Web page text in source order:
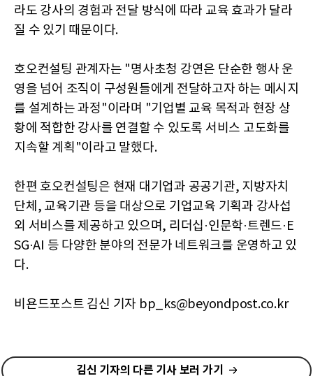
라도 강사의 경험과 전달 방식에 따라 교육 효과가 달라
질 수 있기 때문이다.
호오컨설팅 관계자는 "명사초청 강연은 단순한 행사 운
영을 넘어 조직이 구성원들에게 전달하고자 하는 메시지
를 설계하는 과정"이라며 "기업별 교육 목적과 현장 상
황에 적합한 강사를 연결할 수 있도록 서비스 고도화를
지속할 계획"이라고 말했다.
한편 호오컨설팅은 현재 대기업과 공공기관, 지방자치
단체, 교육기관 등을 대상으로 기업교육 기획과 강사섭
외 서비스를 제공하고 있으며, 리더십·인문학·트렌드·E
SG·AI 등 다양한 분야의 전문가 네트워크를 운영하고 있
다.
비욘드포스트 김신 기자 bp_ks@beyondpost.co.kr
김신 기자의 다른 기사 보러 가기